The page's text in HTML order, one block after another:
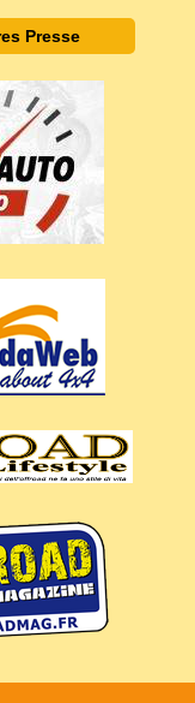
Presse